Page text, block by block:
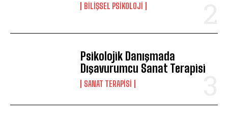
BILIŞSEL PSIKOLOJI
Psikolojik Danışmada
Dışavurumcu Sanat Terapisi
SANAT TERAPISI